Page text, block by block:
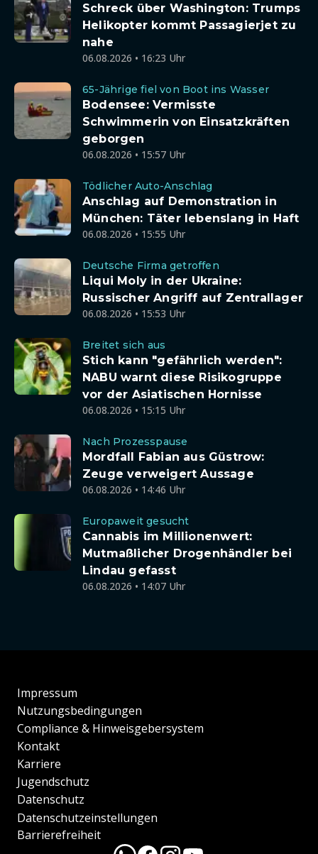
Schreck über Washington: Trumps
Helikopter kommt Passagierjet zu
nahe
06.08.2026 • 16:23 Uhr
65-Jährige fiel von Boot ins Wasser
Bodensee: Vermisste
Schwimmerin von Einsatzkräften
geborgen
06.08.2026 • 15:57 Uhr
Tödlicher Auto-Anschlag
Anschlag auf Demonstration in
München: Täter lebenslang in Haft
06.08.2026 • 15:55 Uhr
Deutsche Firma getroffen
Liqui Moly in der Ukraine:
Russischer Angriff auf Zentrallager
06.08.2026 • 15:53 Uhr
Breitet sich aus
Stich kann "gefährlich werden":
NABU warnt diese Risikogruppe
vor der Asiatischen Hornisse
06.08.2026 • 15:15 Uhr
Nach Prozesspause
Mordfall Fabian aus Güstrow:
Zeuge verweigert Aussage
06.08.2026 • 14:46 Uhr
Europaweit gesucht
Cannabis im Millionenwert:
Mutmaßlicher Drogenhändler bei
Lindau gefasst
06.08.2026 • 14:07 Uhr
Impressum
Nutzungsbedingungen
Compliance & Hinweisgebersystem
Kontakt
Karriere
Jugendschutz
Datenschutz
Datenschutzeinstellungen
Barrierefreiheit